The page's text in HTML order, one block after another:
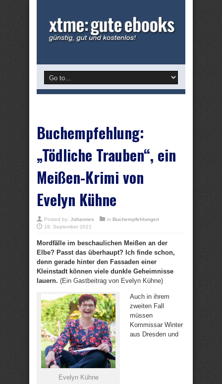
Buchempfehlung:
„Tödliche Trauben“, ein
Meißen-Krimi von
Evelyn Kühne
Posted by: Johannes in Buchempfehlungen
18. September 2021
Mordfälle im beschaulichen Meißen an der
Elbe? Passt das überhaupt? Ich finde schon,
denn gerade hinter den Fassaden einer
Kleinstadt können viele dunkle Geheimnisse
lauern. (Ein Gastbeitrag von Evelyn Kühne)
Evelyn Kühne
Auch in ihrem
zweiten Fall
müssen
Kommissar Winter
aus Dresden und